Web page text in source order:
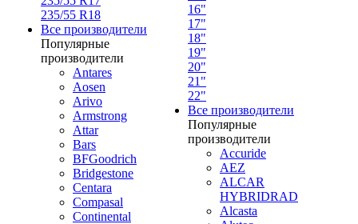
235/55 R18
Все производители
Популярные
производители
Antares
Aosen
Arivo
Armstrong
Attar
Bars
BFGoodrich
Bridgestone
Centara
Compasal
Continental
16"
17"
18"
19"
20"
21"
22"
Все производители
Популярные
производители
Accuride
AEZ
ALCAR
HYBRIDRAD
Alcasta